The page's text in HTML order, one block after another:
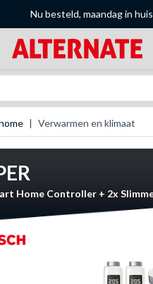
Nu besteld, maandag in huis
Verwarmen en klimaat